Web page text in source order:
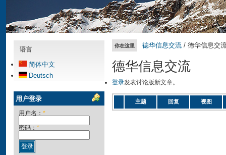
语言
简体中文
Deutsch
用户登录
用户名： *
密码： *
你在这里 德华信息交流 / 德华信息交
德华信息交流
登录发表讨论版新文章。
主题 回复 视图